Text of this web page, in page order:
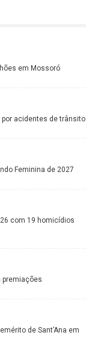
em Mossoró
acidentes de trânsito
Feminina de 2027
com 19 homicídios
premiações
de Sant’Ana em